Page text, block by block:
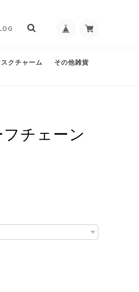
スクチャーム その他雑貨
チェーン